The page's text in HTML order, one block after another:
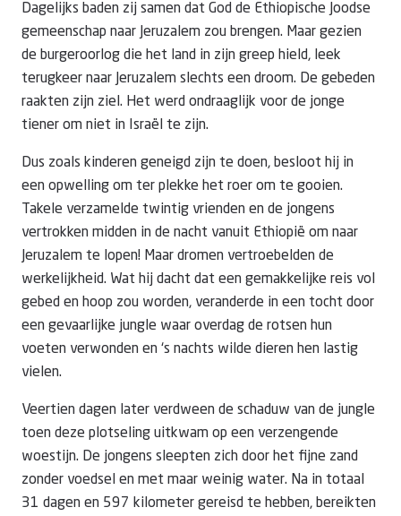
Dagelijks baden zij samen dat God de Ethiopische Joodse
gemeenschap naar Jeruzalem zou brengen. Maar gezien
de burgeroorlog die het land in zijn greep hield, leek
terugkeer naar Jeruzalem slechts een droom. De gebeden
raakten zijn ziel. Het werd ondraaglijk voor de jonge
tiener om niet in
Israël te zijn.
Dus zoals kinderen geneigd zijn te doen, besloot hij in
een opwelling om ter plekke het roer om te gooien.
Takele verzamelde twintig vrienden en de jongens
vertrokken midden in de nacht vanuit Ethiopië om naar
Jeruzalem te lopen! Maar dromen vertroebelden de
werkelijkheid. Wat hij dacht dat een gemakkelijke reis vol
gebed en hoop zou worden, veranderde in een tocht door
een gevaarlijke jungle waar overdag de rotsen hun
voeten verwonden en ‘s nachts wilde dieren hen lastig
vielen.
Veertien dagen later verdween de schaduw van de jungle
toen deze plotseling uitkwam op een verzengende
woestijn. De jongens sleepten zich door het fijne zand
zonder voedsel en met maar weinig water. Na in totaal
31 dagen en 597 kilometer gereisd te hebben, bereikten